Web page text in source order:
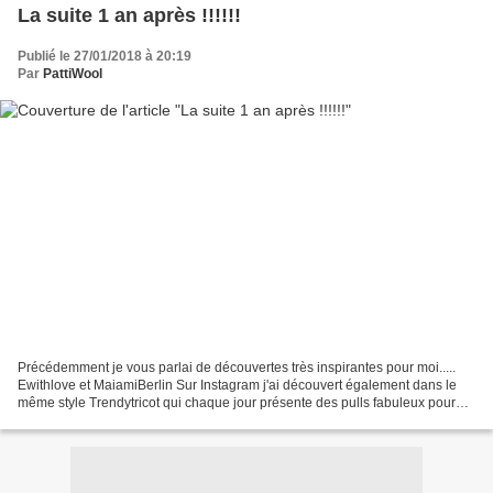
La suite 1 an après !!!!!!
Publié le 27/01/2018 à 20:19
Par PattiWool
Précédemment je vous parlai de découvertes très inspirantes pour moi.....
Ewithlove et MaiamiBerlin Sur Instagram j'ai découvert également dans le
même style Trendytricot qui chaque jour présente des pulls fabuleux pour